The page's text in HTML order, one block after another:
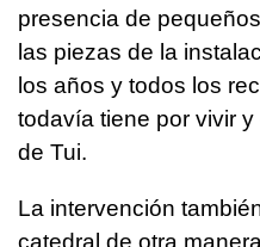
presencia de
las piezas de la
los años y todos los
todavía tiene por vivir
de Tui.
La intervención